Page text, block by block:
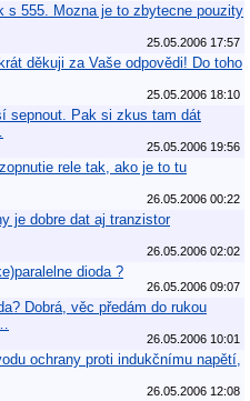
s 555. Mozna je to zbytecne pouzity
25.05.2006 17:57
děkuji za Vaše odpovědi! Do toho
25.05.2006 18:10
sepnout. Pak si zkus tam dát
25.05.2006 19:56
rele tak, ako je to tu
26.05.2006 00:22
je dobre dat aj tranzistor
26.05.2006 02:02
dioda ?
26.05.2006 09:07
Dobrá, věc předám do rukou
26.05.2006 10:01
ochrany proti indukčnímu napětí,
26.05.2006 12:08